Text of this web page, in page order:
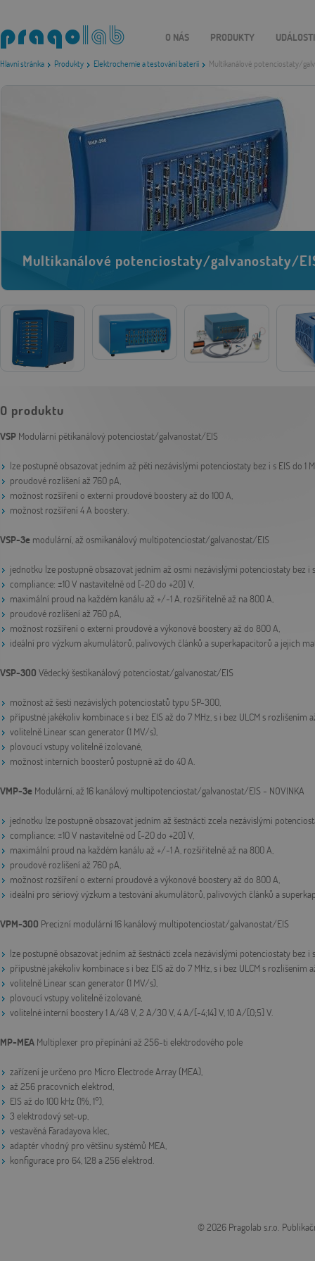
Hlavní stránka Produkty Elektrochemie a testování baterií Multikanálové potenciostaty/
O NÁS PRODUKTY UDÁLOSTI
Multikanálové potenciostaty/galvanostaty/
O produktu
VSP Modulární pětikanálový potenciostat/galvanostat/EIS
lze postupně obsazovat jedním až pěti nezávislými potenciostaty bez i s EIS do 1
proudové rozlišení až 760 pA,
možnost rozšíření o externí proudové boostery až do 100 A,
možnost rozšíření 4 A boostery.
VSP-3e modulární, až osmikanálový multipotenciostat/galvanostat/EIS
jednotku lze postupně obsazovat jedním až osmi nezávislými potenciostaty bez i s
compliance: ±10 V nastavitelně od [-20 do +20] V,
maximální proud na každém kanálu až +/-1 A, rozšiřitelně až na 800 A,
proudové rozlišení až 760 pA,
možnost rozšíření o externí proudové a výkonové boostery až do 800 A,
ideální pro výzkum akumulátorů, palivových článků a superkapacitorů a jejich
VSP-300 Vědecký šestikanálový potenciostat/galvanostat/EIS
možnost až šesti nezávislých potenciostatů typu SP-300,
přípustné jakékoliv kombinace s i bez EIS až do 7 MHz, s i bez ULCM s rozlišením
volitelně Linear scan generator (1 MV/s),
plovoucí vstupy volitelně izolované,
možnost interních boosterů postupně až do 40 A.
VMP-3e Modulární, až 16 kanálový multipotenciostat/galvanostat/EIS - NOVINKA
jednotku lze postupně obsazovat jedním až šestnácti zcela nezávislými
compliance: ±10 V nastavitelně od [-20 do +20] V,
maximální proud na každém kanálu až +/-1 A, rozšiřitelně až na 800 A,
proudové rozlišení až 760 pA,
možnost rozšíření o externí proudové a výkonové boostery až do 800 A,
ideální pro sériový výzkum a testování akumulátorů, palivových článků a
VPM-300 Precizní modulární 16 kanálový multipotenciostat/galvanostat/EIS
lze postupně obsazovat jedním až šestnácti zcela nezávislými potenciostaty bez i
přípustné jakékoliv kombinace s i bez EIS až do 7 MHz, s i bez ULCM s rozlišením
volitelně Linear scan generator (1 MV/s),
plovoucí vstupy volitelně izolované,
volitelné interní boostery 1 A/48 V, 2 A/30 V, 4 A/[-4;14] V, 10 A/[0;5] V.
MP-MEA Multiplexer pro přepínání až 256-ti elektrodového pole
zařízení je určeno pro Micro Electrode Array (MEA),
až 256 pracovních elektrod,
EIS až do 100 kHz (1%, 1°),
3 elektrodový set-up,
vestavěná Faradayova klec,
adaptér vhodný pro většinu systémů MEA,
konfigurace pro 64, 128 a 256 elektrod.
© 2026 Pragolab s.r.o.